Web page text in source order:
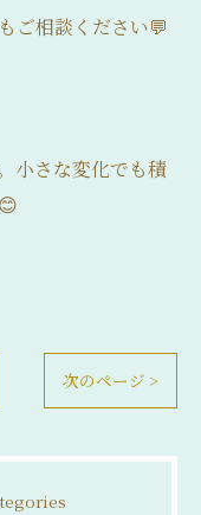
ご相談ください💬
小さな変化でも積
次のページ >